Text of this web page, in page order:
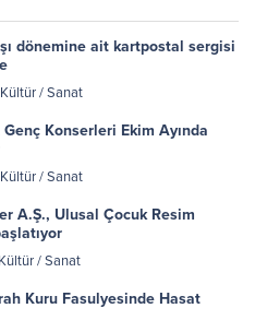
dönemine ait kartpostal sergisi
Kültür / Sanat
Konserleri Ekim Ayında
Kültür / Sanat
A.Ş., Ulusal Çocuk Resim
Kültür / Sanat
Kuru Fasulyesinde Hasat